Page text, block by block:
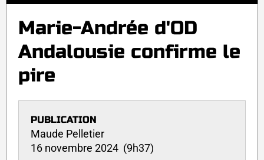
Marie-Andrée d'OD
Andalousie confirme le
pire
PUBLICATION
Maude Pelletier
16 novembre 2024 (9h37)